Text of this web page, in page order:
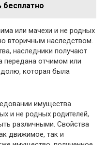
бесплатно
или мачехи и не родных
вторичным наследством.
наследники получают
передана отчимом или
которая была
имущества
и не родных родителей,
различными. Свойства
движимое, так и